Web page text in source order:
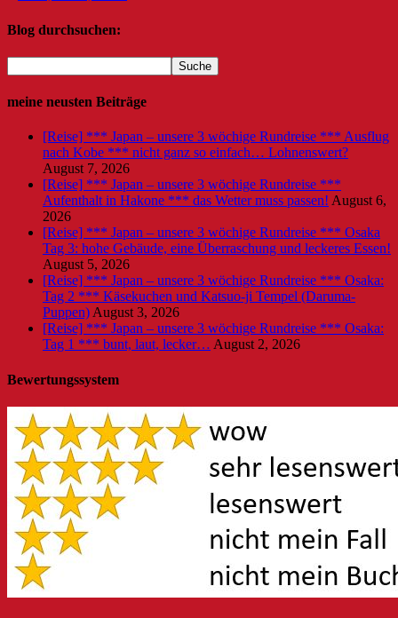
Blog durchsuchen:
meine neusten Beiträge
[Reise] *** Japan – unsere 3 wöchige Rundreise *** Ausflug
nach Kobe *** nicht ganz so einfach… Lohnenswert?
August 7, 2026
[Reise] *** Japan – unsere 3 wöchige Rundreise ***
Aufenthalt in Hakone *** das Wetter muss passen! August 6,
2026
[Reise] *** Japan – unsere 3 wöchige Rundreise *** Osaka
Tag 3: hohe Gebäude, eine Überraschung und leckeres Essen!
August 5, 2026
[Reise] *** Japan – unsere 3 wöchige Rundreise *** Osaka:
Tag 2 *** Käsekuchen und Katsuo-ji Tempel (Daruma-
Puppen) August 3, 2026
[Reise] *** Japan – unsere 3 wöchige Rundreise *** Osaka:
Tag 1 *** bunt, laut, lecker… August 2, 2026
Bewertungssystem